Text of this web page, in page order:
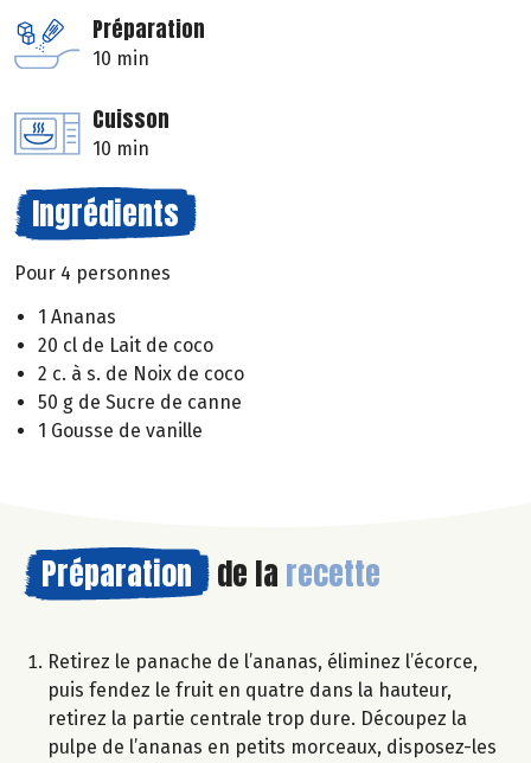
Préparation
10 min
Cuisson
10 min
Ingrédients
Pour 4 personnes
1 Ananas
20 cl de Lait de coco
2 c. à s. de Noix de coco
50 g de Sucre de canne
1 Gousse de vanille
Préparation de la recette
Retirez le panache de l’ananas, éliminez l’écorce,
puis fendez le fruit en quatre dans la hauteur,
retirez la partie centrale trop dure. Découpez la
pulpe de l’ananas en petits morceaux, disposez-les